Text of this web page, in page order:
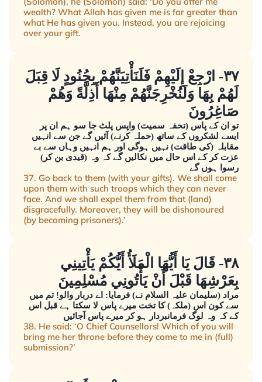
wealth? What Allah has given me is far greater than
what He has given you. Instead, you are rejoicing
over your gift.
٣٧- ارْجِعْ إِلَيْهِمْ فَلَنَأْتِيَنَّهُمْ بِجُنُودٍ لَا قِبَلَ
لَهُمْ بِهَا وَلَنُخْرِجَنَّهُمْ مِنْهَا أَذِلَّةً وَهُمْ
صَاغِرُونَ
تو ان کے پاس (تحفہ سمیت) واپس پلٹ جا سو ہم ان پر
ایسے لشکروں کے ساتھ (حملہ کرنے) آئیں گے جن سے انہیں
مقابلہ (کی طاقت) نہیں ہوگی اور ہم انہیں وہاں سے بے
عزت کر کے اس حال میں نکالیں گے کہ وہ (قیدی بن کر)
رسوا ہوں گے
37. Go back to them (with your gifts). We shall come
upon them with such troops which they can never
face. And we shall expel them from that (land)
disgracefully. Moreover, they will be dishonoured
(by becoming prisoners).’
٣٨- قَالَ يَا أَيُّهَا الْمَلَأُ أَيُّكُمْ يَأْتِينِي
بِعَرْشِهَا قَبْلَ أَنْ يَأْتُونِي مُسْلِمِينَ
مراد (سلیمان علیہ السلام نے) فرمایا: اے دربار والو! تم میں
سے کون اس (ملکہ) کا تخت میرے پاس لا سکتا ہے قبل اس
کے کہ وہ لوگ فرمانبردار ہو کر میرے پاس آجائیں
38. He said: ‘O Chief Counsellors! Which of you will
bring me her throne before they come to me in (full)
submission?’